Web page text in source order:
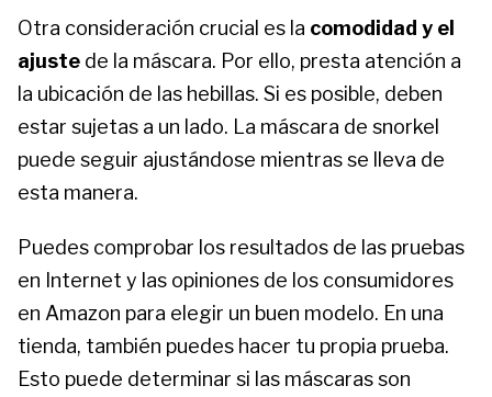
Otra consideración crucial es la comodidad y el
ajuste de la máscara. Por ello, presta atención a
la ubicación de las hebillas. Si es posible, deben
estar sujetas a un lado. La máscara de snorkel
puede seguir ajustándose mientras se lleva de
esta manera.
Puedes comprobar los resultados de las pruebas
en Internet y las opiniones de los consumidores
en Amazon para elegir un buen modelo. En una
tienda, también puedes hacer tu propia prueba.
Esto puede determinar si las máscaras son